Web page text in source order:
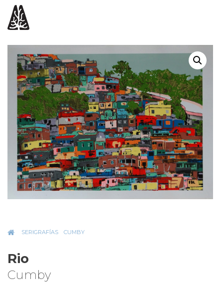
INICIO
SERIGRAFÍAS CUMBY
Rio
Cumby